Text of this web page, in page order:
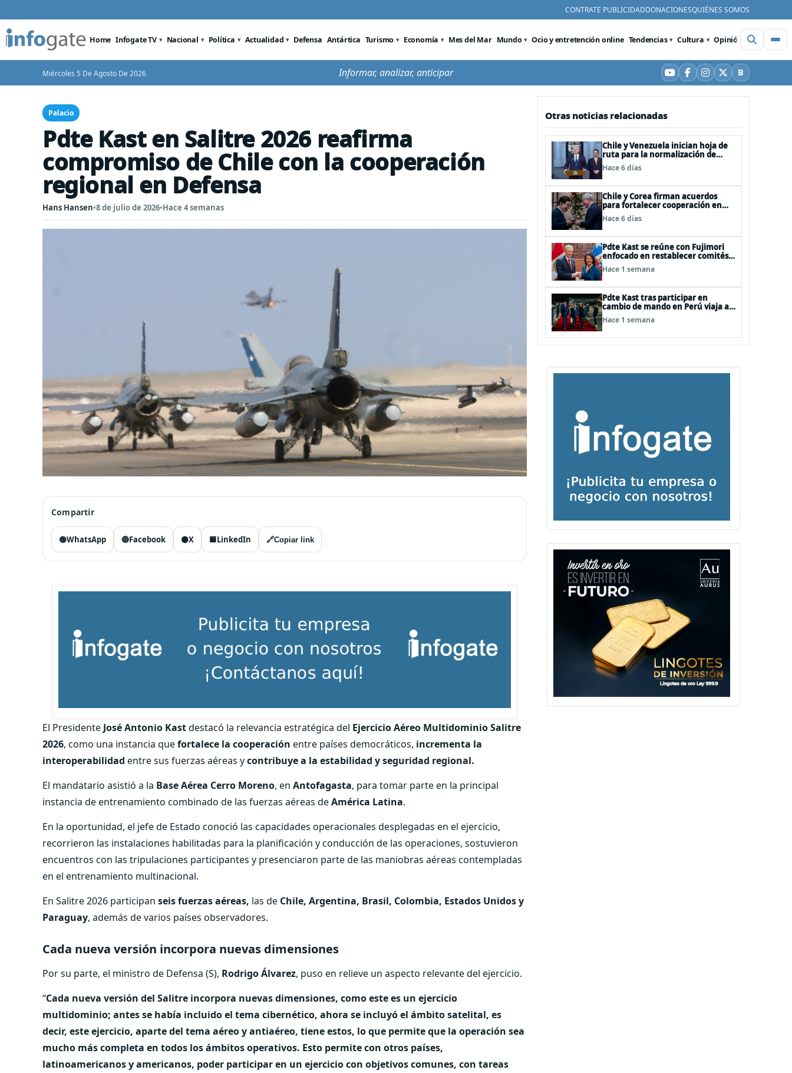
CONTRATE PUBLICIDADDONACIONESQUIÉNES SOMOS
Home Infogate TV Nacional Política Actualidad Defensa Antártica Turismo Economía Mes del Mar Mundo Ocio y entretención online Tendencias Cultura Opinión Videos
Miércoles 5 De Agosto De 2026 Informar, analizar, anticipar YouTube
Facebook
Instagram
X BBluesky
Palacio
Pdte Kast en Salitre 2026 reafirma
compromiso de Chile con la cooperación
regional en Defensa
Hans Hansen•8 de julio de 2026•Hace 4 semanas
Compartir
🟢WhatsApp 🔵Facebook ⚫X 🟦LinkedIn 🔗Copiar link
El Presidente José Antonio Kastdestacó la relevancia estratégica del Ejercicio Aéreo Multidominio Salitre
2026, como una instancia quefortalece la cooperación entre países democráticos, incrementa la
interoperabilidad entre sus fuerzas aéreas ycontribuye a la estabilidad y seguridad regional.
El mandatario asistió a la Base Aérea Cerro Moreno, en Antofagasta, para tomar parte en la principal
instancia de entrenamiento combinado de las fuerzas aéreas deAmérica Latina.
En la oportunidad, el jefe de Estado conoció las capacidades operacionales desplegadas en el ejercicio,
recorrieron las instalaciones habilitadas para la planificación y conducción de las operaciones, sostuvieron
encuentros con las tripulaciones participantes y presenciaron parte de las maniobras aéreas contempladas
en el entrenamiento multinacional.
En Salitre 2026 participan seis fuerzas aéreas, las de Chile, Argentina, Brasil, Colombia, Estados Unidos y
Paraguay, además de varios países observadores.
Cada nueva versión incorpora nuevas dimensiones
Por su parte, el ministro de Defensa (S), Rodrigo Álvarez, puso en relieve un aspecto relevante del ejercicio.
“Cada nueva versión del Salitre incorpora nuevas dimensiones, como este es un ejercicio
multidominio; antes se había incluido el tema cibernético, ahora se incluyó el ámbito satelital, es
decir, este ejercicio, aparte del tema aéreo y antiaéreo, tiene estos, lo que permite que la operación sea
mucho más completa en todos los ámbitos operativos. Esto permite con otros países,
latinoamericanos y americanos, poder participar en un ejercicio con objetivos comunes, con tareas
Otras noticias relacionadas
Chile y Venezuela inician hoja de
ruta para la normalización de
relaciones
Hace 6 días
Chile y Corea firman acuerdos
para fortalecer cooperación en
investigación antártica, minería,
seguridad
Hace 6 días
Pdte Kast se reúne con Fujimori
enfocado en restablecer comités y
gabinetes binacionales y
potenciar relaciones comerciales
Hace 1 semana
Pdte Kast tras participar en
cambio de mando en Perú viaja a
Atacama para conocer situación
por la emergencia
Hace 1 semana